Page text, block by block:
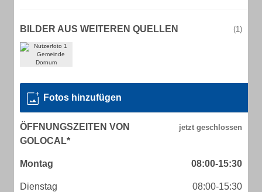
BILDER AUS WEITEREN QUELLEN (1)
Fotos hinzufügen
ÖFFNUNGSZEITEN VON
GOLOCAL*
Montag 08:00-15:30
Dienstag 08:00-15:30